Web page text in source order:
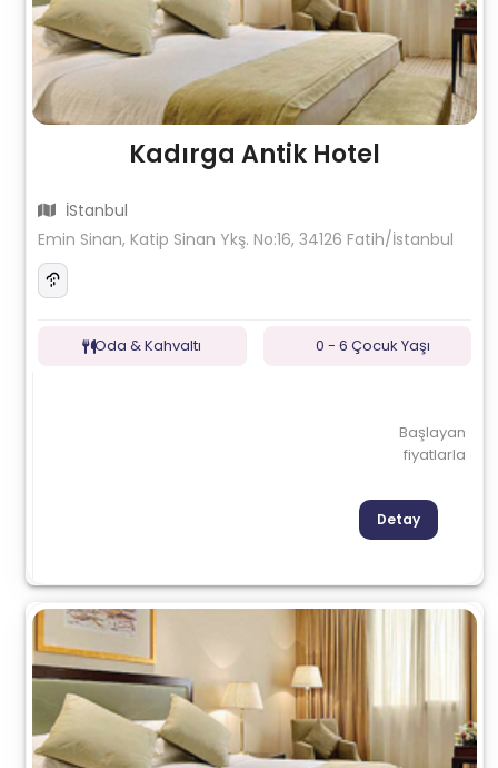
Kadırga Antik Hotel
İStanbul
Emin Sinan, Katip Sinan Ykş. No:16, 34126 Fatih/İstanbul
Oda & Kahvaltı 0 - 6 Çocuk Yaşı
Başlayan
fiyatlarla
Detay